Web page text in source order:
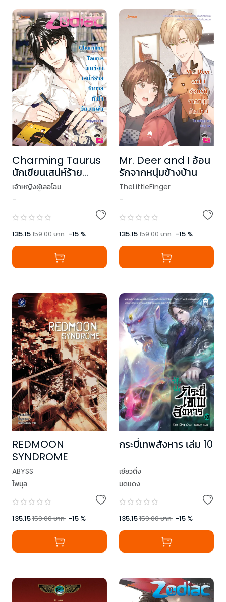
Charming Taurus
นักเขียนเสน่ห์ร้าย
ท้าทายหัวใจยัยมาเฟีย
ชุด Prince of
เจ้าหญิงผู้เลอโฉม
-
135.15159.00บาท -15 %
Mr. Deer and I อ้อน
รักจากหนุ่มข้างบ้าน
TheLittleFinger
-
135.15159.00บาท -15 %
REDMOON
SYNDROME
ABYSS
โพมุล
135.15159.00บาท -15 %
กระบี่เทพสังหาร เล่ม 10
เซียวติ่ง
มดแดง
135.15159.00บาท -15 %